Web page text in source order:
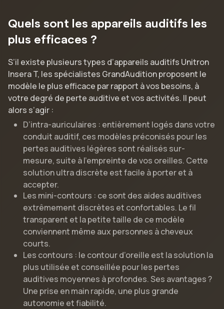
Quels sont les appareils auditifs les
plus efficaces ?
S’il existe plusieurs types d’appareils auditifs Unitron
Insera T, les spécialistes GrandAudition proposent le
modèle le plus efficace par rapport à vos besoins, à
votre degré de perte auditive et vos activités. Il peut
alors s’agir :
D’intra-auriculaires : entièrement logés dans votre
conduit auditif, ces modèles préconisés pour les
pertes auditives légères sont réalisés sur-
mesure, suite à l’empreinte de vos oreilles. Cette
solution ultra discrète est facile à porter et à
accepter.
Les mini-contours : ce sont des aides auditives
extrêmement discrètes et confortables. Le fil
transparent et la petite taille de ce modèle
conviennent même aux personnes à cheveux
courts.
Les contours : le contour d’oreille est la solution la
plus utilisée et conseillée pour les pertes
auditives moyennes à profondes. Ses avantages ?
Une prise en main rapide, une plus grande
autonomie et fiabilité.